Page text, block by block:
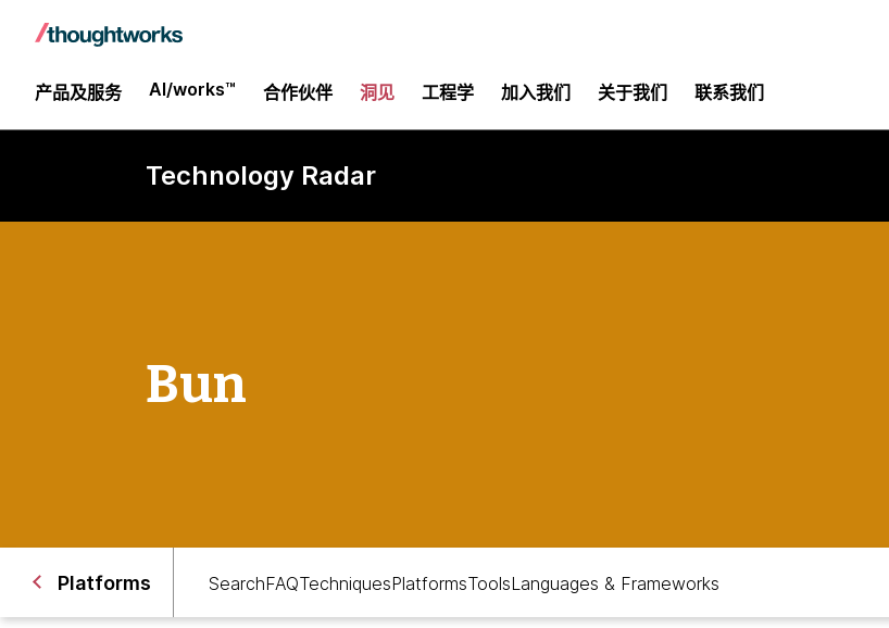
产品及服务 AI/works™ 合作伙伴 洞见 工程学 加入我们 关于我们 联系我们
Technology Radar
Bun
Platforms SearchFAQTechniquesPlatformsToolsLanguages & Frameworks